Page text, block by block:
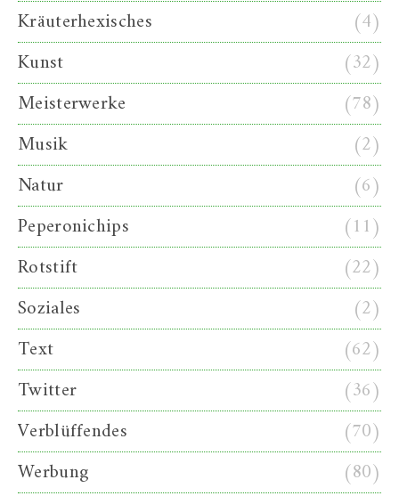
Kräuterhexisches
(4)
Kunst
(32)
Meisterwerke
(78)
Musik
(2)
Natur
(6)
Peperonichips
(11)
Rotstift
(22)
Soziales
(2)
Text
(62)
Twitter
(36)
Verblüffendes
(70)
Werbung
(80)